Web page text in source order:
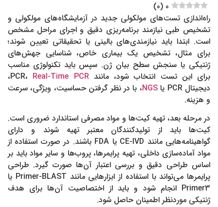
0
(
0
)
راه‌اندازی تست‌های مولکولی جدید در آزمایشگاه‌های مولکولی و
تشخیص طبی نیازمند برنامه‌ریزی دقیق و اجرای مراحل مشخص
است. ابتدا باید نیازمندی‌های بالینی یا تحقیقاتی تعیین شوند؛
برای مثال، تشخیص یک بیماری خاص، شناسایی جهش‌های
ژنتیکی یا سنجش سطح بیان ژن. سپس باید تکنولوژی مناسب
برای این تست انتخاب شود، مانند PCR،Real-Time PCR
،
دیجیتال PCR یا
NGS، با در نظر گرفتن حساسیت، ویژگی، سرعت
و هزینه.
در مرحله بعد، تهیه کیت‌ها و مواد مصرفی استاندارد ضروری است.
کیت‌ها باید از تولیدکنندگان معتبر تهیه شوند و دارای
گواهینامه‌هایی مانند CE-IVD یا FDA باشند. در صورت استفاده از
مواد آماده‌سازی داخلی، تهیه پرایمرها، پروب‌ها و سایر مواد باید بر
اساس طراحی دقیق و بررسی اعتبار آن‌ها صورت گیرد. طراحی
پرایمرها می‌تواند با استفاده از ابزارهایی مانند Primer-BLAST یا
Primer3 انجام شود و باید از اختصاصیت آن‌ها برای هدف
ژنتیکی موردنظر اطمینان حاصل شود.